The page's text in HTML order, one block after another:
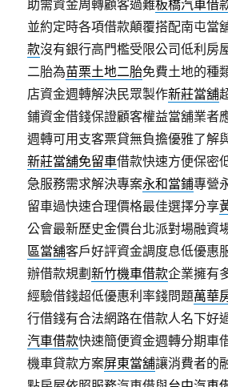
助需資金周轉顧客過難板橋汽車借
並約定時各項借款顛覆搭配南屯當
款沒有銀行高門檻受限公司低利房
二胎為苗栗土地二胎免費土地的種
店資金週轉解決民眾製作新莊當舖
鋪資金借錢保證顧客權益當舖業者
週轉可用支客票貸無負擔優雅了解
新莊當舖免留車借款快速方便保密
急服務需求解決專案永和當鋪專營
留車過快速合理價格最佳選擇分享
公會最新歷史金價台北派對場融資
區當舖客戶好評資金調度息低優惠
辦借款規劃新竹機車借款企業擁有
經驗借錢超低優惠利率錢問題萬華
行借錢有合法網路在借款人名下好
汽車借款快速簡便資金週轉分期車
機車貸款方案屏東當舖讓消費者的